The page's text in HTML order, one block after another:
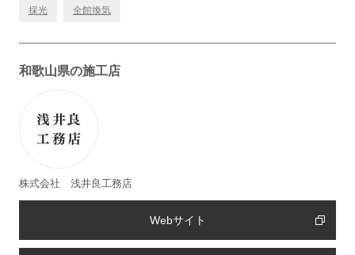
採光 全館換気
和歌山県の施工店
株式会社 浅井良工務店
Webサイト